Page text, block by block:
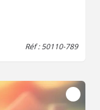
PVC - Volets
Montant
pour un usage
des
sur le site
Réf : 50110-789